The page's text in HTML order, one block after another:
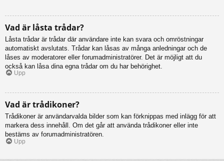
Vad är låsta trådar?
Låsta trådar är trådar där användare inte kan svara och omröstningar
automatiskt avslutats. Trådar kan låsas av många anledningar och de
låses av moderatorer eller forumadministratörer. Det är möjligt att du
också kan låsa dina egna trådar om du har behörighet.
Upp
Vad är trådikoner?
Trådikoner är användarvalda bilder som kan förknippas med inlägg för att
markera dess innehåll. Om det går att använda trådikoner eller inte
bestäms av forumadministratören.
Upp